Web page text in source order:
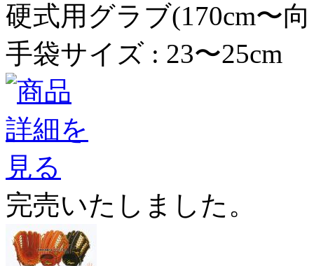
硬式用グラブ(170cm〜
手袋サイズ : 23〜25cm
完売いたしました。